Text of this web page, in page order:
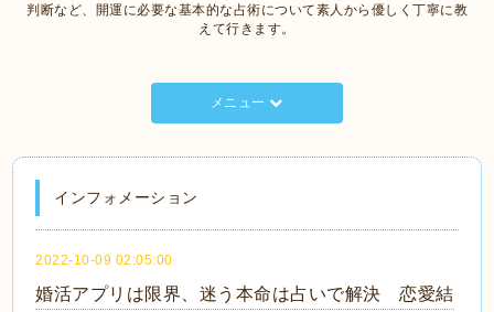
判断など、開運に必要な基本的な占術について素人から優しく丁寧に教
えて行きます。
メニュー
インフォメーション
2022-10-09 02:05:00
婚活アプリは限界、迷う本命は占いで解決 恋愛結